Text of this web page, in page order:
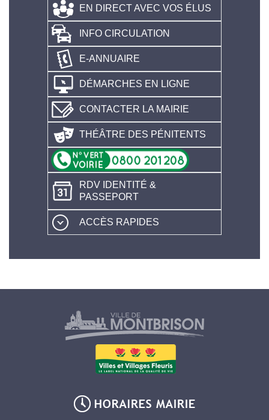
EN DIRECT AVEC VOS ÉLUS
INFO CIRCULATION
E-ANNUAIRE
DÉMARCHES EN LIGNE
CONTACTER LA MAIRIE
THÉÂTRE DES PÉNITENTS
RDV IDENTITÉ &
PASSEPORT
ACCÈS RAPIDES